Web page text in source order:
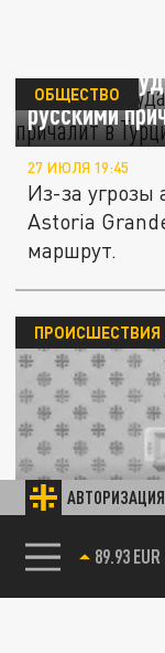
АВТОРИЗАЦИЯ
85.64
Круиз в
русскими
ОБЩЕСТВО
27 ИЮЛЯ 19:45
Из-за угрозы
Astoria
маршрут.
В Турции
застрелили
ПРОИСШЕСТВИЯ
27 ИЮЛЯ 00:10